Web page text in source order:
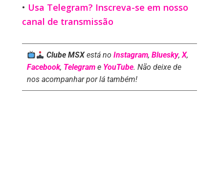
• Usa Telegram? Inscreva-se em nosso
canal de transmissão
Clube MSXestá noInstagram,Bluesky,X,
Facebook, Telegrame YouTube. Não deixe de
nos acompanhar por lá também!